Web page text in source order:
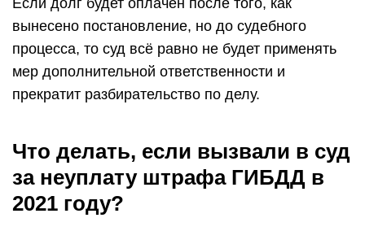
Если долг будет оплачен после того, как
вынесено постановление, но до судебного
процесса, то суд всё равно не будет применять
мер дополнительной ответственности и
прекратит разбирательство по делу.
Что делать, если вызвали в суд
за неуплату штрафа ГИБДД в
2021 году?